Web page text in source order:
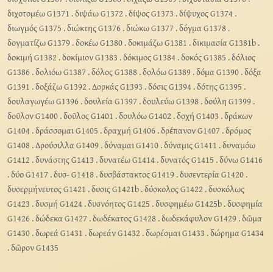
διχοτομέω G1371 .διψάω G1372 .δίψος G1373 .δίψυχος G1374 .
διωγμός G1375 .διώκτης G1376.διώκω G1377.δόγμα G1378.
δογματίζω G1379.δοκέω G1380.δοκιμάζω G1381 .δικιμασία G1381b.
δοκιμή G1382 .δοκίμιον G1383 .δόκιμος G1384 .δοκός G1385 .δόλιος
G1386.δολιόω G1387.δόλος G1388.δολόω G1389.δόμα G1390.δόξα
G1391 .δοξάζω G1392 .Δορκάς G1393 .δόσις G1394 .δότης G1395 .
δουλαγωγέω G1396.δουλεία G1397.δουλεύω G1398.δούλη G1399.
δοῦλον G1400.δοῦλος G1401 .δουλόω G1402 .δοχή G1403 .δράκων
G1404 .δράσσομαι G1405 .δραχμή G1406.δρέπανον G1407.δρόμος
G1408.Δρούσιλλα G1409.δύναμαι G1410.δύναμις G1411 .δυναμόω
G1412 .δυνάστης G1413 .δυνατέω G1414 .δυνατός G1415 .δύνω G1416
.δύο G1417.δυσ- G1418.δυσβάστακτος G1419.δυσεντερία G1420.
δυσερμήνευτος G1421 .δυσις G1421b.δύσκολος G1422 .δυσκόλως
G1423 .δυσμή G1424 .δυσνόητος G1425 .δυσφημέω G1425b.δυσφημία
G1426.δώδεκα G1427.δωδέκατος G1428.δωδεκάφυλον G1429.δῶμα
G1430.δωρεά G1431 .δωρεάν G1432 .δωρέομαι G1433 .δώρημα G1434
.δῶρον G1435